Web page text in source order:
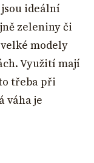
jsou ideální
zeleniny či
modely
Využití mají
třeba při
váha je